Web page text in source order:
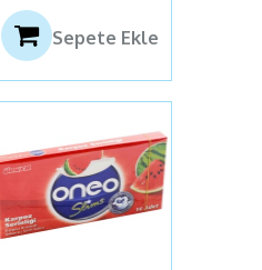
Sepete Ekle